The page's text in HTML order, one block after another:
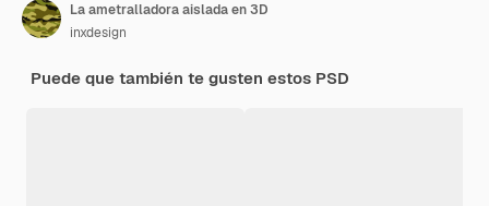
La ametralladora aislada en 3D
inxdesign
Puede que también te gusten estos PSD